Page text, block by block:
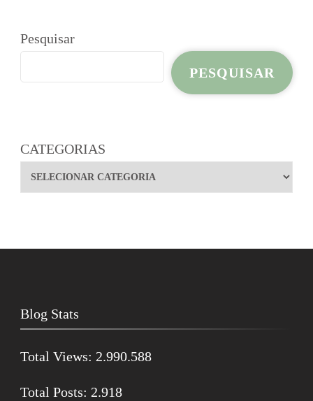
Pesquisar
PESQUISAR
CATEGORIAS
Blog Stats
Total Views: 2.990.588
Total Posts: 2.918